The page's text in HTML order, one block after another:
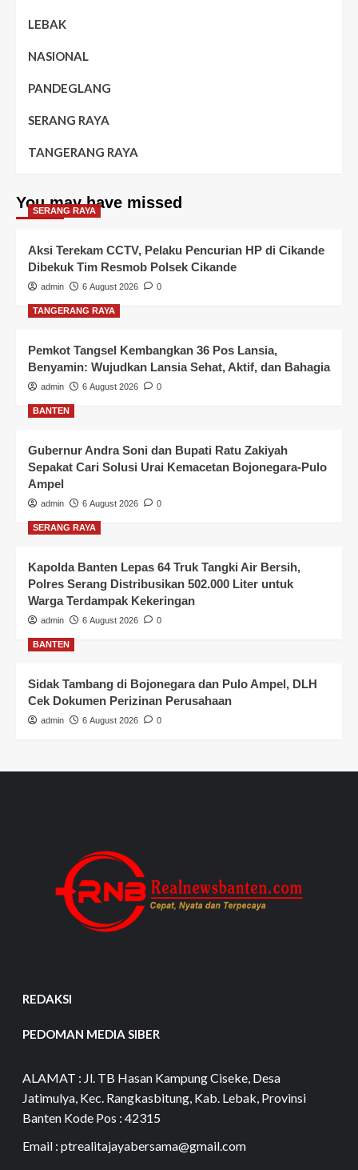
LEBAK
NASIONAL
PANDEGLANG
SERANG RAYA
TANGERANG RAYA
You may have missed
SERANG RAYA
Aksi Terekam CCTV, Pelaku Pencurian HP di Cikande
Dibekuk Tim Resmob Polsek Cikande
admin 6 August 2026 0
TANGERANG RAYA
Pemkot Tangsel Kembangkan 36 Pos Lansia,
Benyamin: Wujudkan Lansia Sehat, Aktif, dan Bahagia
admin 6 August 2026 0
BANTEN
Gubernur Andra Soni dan Bupati Ratu Zakiyah
Sepakat Cari Solusi Urai Kemacetan Bojonegara-Pulo
Ampel
admin 6 August 2026 0
SERANG RAYA
Kapolda Banten Lepas 64 Truk Tangki Air Bersih,
Polres Serang Distribusikan 502.000 Liter untuk
Warga Terdampak Kekeringan
admin 6 August 2026 0
BANTEN
Sidak Tambang di Bojonegara dan Pulo Ampel, DLH
Cek Dokumen Perizinan Perusahaan
admin 6 August 2026 0
REDAKSI
PEDOMAN MEDIA SIBER
ALAMAT : Jl. TB Hasan Kampung Ciseke, Desa
Jatimulya, Kec. Rangkasbitung, Kab. Lebak, Provinsi
Banten Kode Pos : 42315
Email : ptrealitajayabersama@gmail.com